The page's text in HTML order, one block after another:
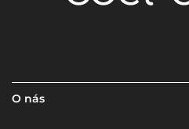
O nás